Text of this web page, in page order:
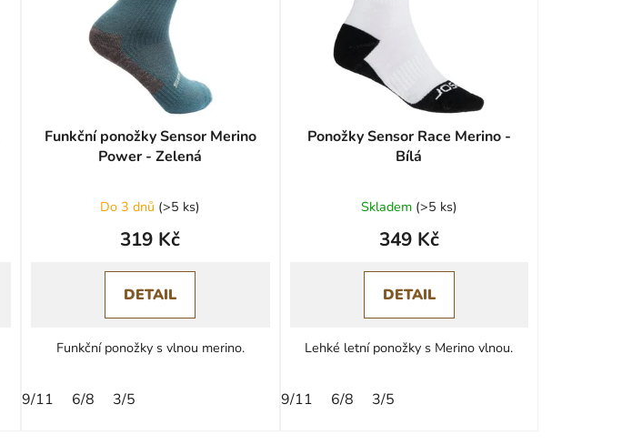
Funkční ponožky Sensor Merino
Power - Zelená
Do 3 dnů (>5 ks)
319 Kč
DETAIL
Funkční ponožky s vlnou merino.
9/11 6/8 3/5
Ponožky Sensor Race Merino -
Bílá
Skladem (>5 ks)
349 Kč
DETAIL
Lehké letní ponožky s Merino vlnou.
9/11 6/8 3/5